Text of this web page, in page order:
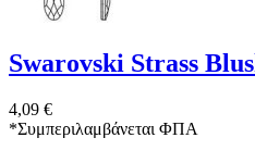
Swarovski Strass
4,09 €
*Συμπεριλαμβάνεται ΦΠΑ